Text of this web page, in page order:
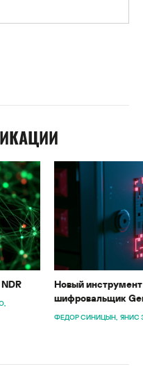
Новый
шифровальщик
ФЕДОР СИНИЦЫН ЯНИС